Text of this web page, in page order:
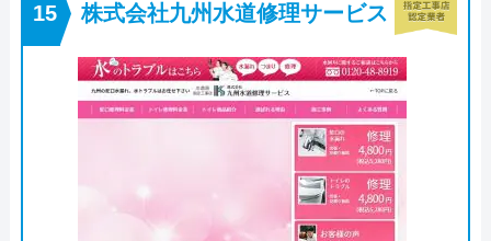
株式会社九州水道修理サービス